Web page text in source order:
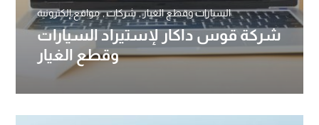
شركة قوس داكار لإستيراد السيارات
وقطع الغيار
السيارات وقطع الغيار شركات مواقع إلكترونية